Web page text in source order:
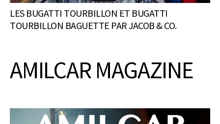
LES BUGATTI TOURBILLON ET BUGATTI
TOURBILLON BAGUETTE PAR JACOB & CO.
AMILCAR MAGAZINE